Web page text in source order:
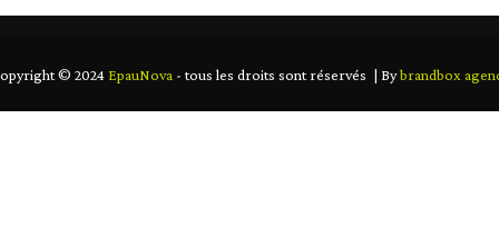
© 2024 EpauNova - tous les droits sont réservés | Bybrandbox